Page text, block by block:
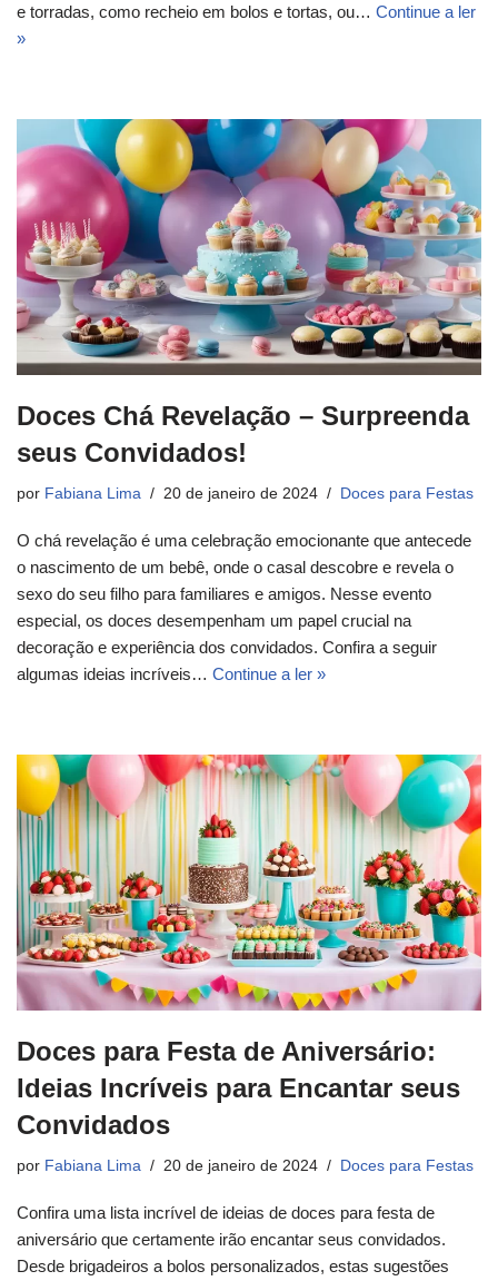
e torradas, como recheio em bolos e tortas, ou… Continue a ler
»
Doces Chá Revelação – Surpreenda
seus Convidados!
por Fabiana Lima 20 de janeiro de 2024 Doces para Festas
O chá revelação é uma celebração emocionante que antecede
o nascimento de um bebê, onde o casal descobre e revela o
sexo do seu filho para familiares e amigos. Nesse evento
especial, os doces desempenham um papel crucial na
decoração e experiência dos convidados. Confira a seguir
algumas ideias incríveis… Continue a ler »
Doces para Festa de Aniversário:
Ideias Incríveis para Encantar seus
Convidados
por Fabiana Lima 20 de janeiro de 2024 Doces para Festas
Confira uma lista incrível de ideias de doces para festa de
aniversário que certamente irão encantar seus convidados.
Desde brigadeiros a bolos personalizados, estas sugestões